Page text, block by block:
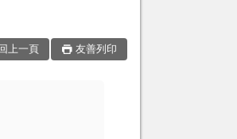
回上一頁 友善列印